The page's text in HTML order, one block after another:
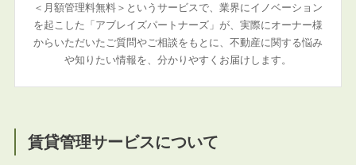
＜月額管理料無料＞というサービスで、業界にイノベーション
を起こした「アブレイズパートナーズ」が、実際にオーナー様
からいただいたご質問やご相談をもとに、不動産に関する悩み
や知りたい情報を、分かりやすくお届けします。
賃貸管理サービスについて